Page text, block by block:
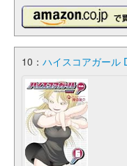
10： ハイスコアガール